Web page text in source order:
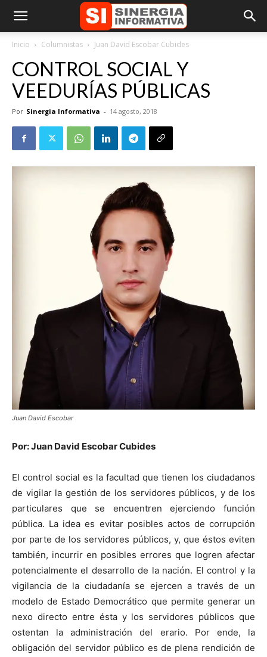
Inicio Columnistas Juan David Escobar Cubides
CONTROL SOCIAL Y
VEEDURÍAS PÚBLICAS
Por Sinergia Informativa - 14 agosto, 2018
Juan David Escobar
Por: Juan David Escobar Cubides
El control social es la facultad que tienen los ciudadanos
de vigilar la gestión de los servidores públicos, y de los
particulares que se encuentren ejerciendo función
pública. La idea es evitar posibles actos de corrupción
por parte de los servidores públicos, y, que éstos eviten
también, incurrir en posibles errores que logren afectar
potencialmente el desarrollo de la nación. El control y la
vigilancia de la ciudadanía se ejercen a través de un
modelo de Estado Democrático que permite generar un
nexo directo entre ésta y los servidores públicos que
ostentan la administración del erario. Por ende, la
obligación del servidor público es de plena rendición de